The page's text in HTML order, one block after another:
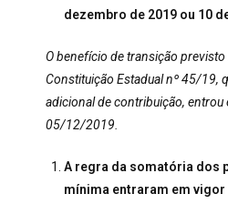
dezembro de 2019 ou 10
O benefício de transição previsto
Constituição Estadual nº 45/19,
adicional de contribuição, entrou
05/12/2019.
A regra da somatória dos
mínima entraram em vigor